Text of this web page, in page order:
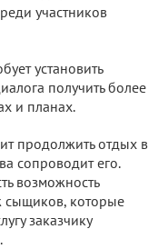
участников
установить
получить более
и планах.
продолжить отдых в
сопроводит его.
возможность
сыщиков, которые
заказчику